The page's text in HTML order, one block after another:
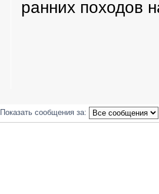
ранних походов
Показать сообщения за: